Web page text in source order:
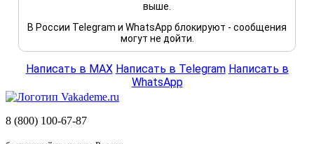
выше.
В России Telegram и WhatsApp блокируют - сообщения
могут не дойти.
Написать в MAX Написать в Telegram Написать в
WhatsApp
8 (800) 100-67-87